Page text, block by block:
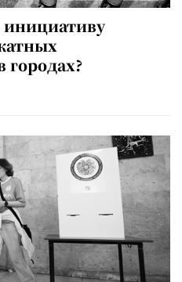
городах?